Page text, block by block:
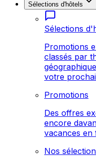
Sélections d'hôtels
Sélections
Promotions
classés par
votre
Promotions
Des offres
encore
vacances en
Nos